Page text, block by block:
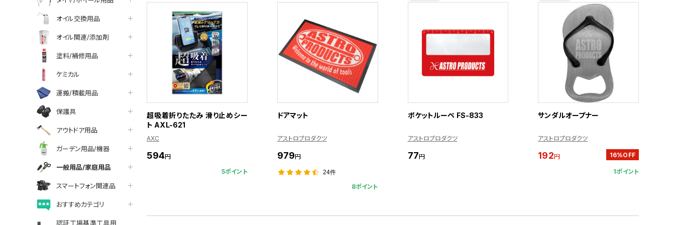
オイル交換用品
オイル関連/添加剤
塗料/補修用品
ケミカル
運搬/積載用品
保護具
アウトドア用品
ガーデン用品/機器
一般用品/家庭用品
スマートフォン関連品
おすすめカテゴリ
認証工場基準工具用
超吸着折りたたみ 滑り止めシー
ト AXL-621
AXC
594円
5ポイント
ドアマット
アストロプロダクツ
979円
24件
8ポイント
ポケットルーペ FS-833
アストロプロダクツ
77円
サンダルオープナー
アストロプロダクツ
192円 16%OFF
1ポイント